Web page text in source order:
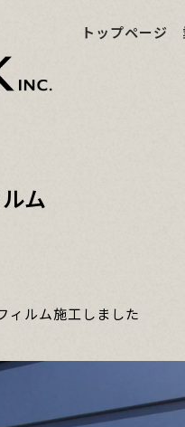
トップページ
ム
ィルム施工しました